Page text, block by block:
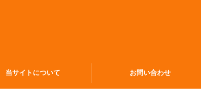
当サイトについて お問い合わせ